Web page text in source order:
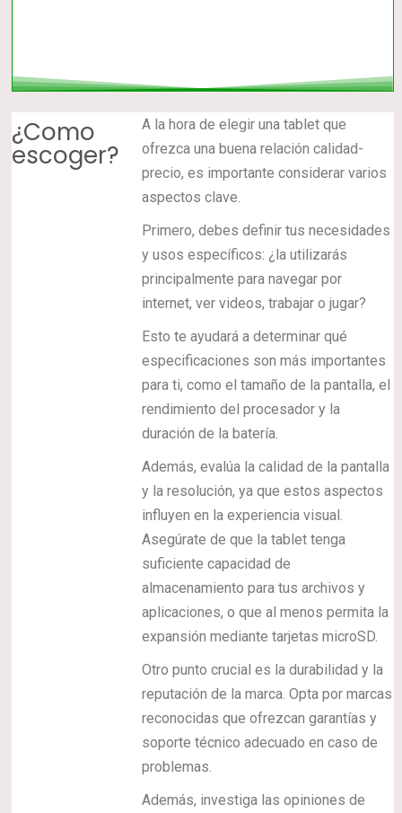
¿Como
escoger?
A la hora de elegir una tablet que
ofrezca una buena relación calidad-
precio, es importante considerar varios
aspectos clave.
Primero, debes definir tus necesidades
y usos específicos: ¿la utilizarás
principalmente para navegar por
internet, ver videos, trabajar o jugar?
Esto te ayudará a determinar qué
especificaciones son más importantes
para ti, como el tamaño de la pantalla, el
rendimiento del procesador y la
duración de la batería.
Además, evalúa la calidad de la pantalla
y la resolución, ya que estos aspectos
influyen en la experiencia visual.
Asegúrate de que la tablet tenga
suficiente capacidad de
almacenamiento para tus archivos y
aplicaciones, o que al menos permita la
expansión mediante tarjetas microSD.
Otro punto crucial es la durabilidad y la
reputación de la marca. Opta por marcas
reconocidas que ofrezcan garantías y
soporte técnico adecuado en caso de
problemas.
Además, investiga las opiniones de